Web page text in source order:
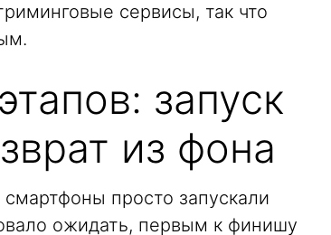
сервисы, так что
запуск
из фона
просто запускали
ожидать, первым к финишу